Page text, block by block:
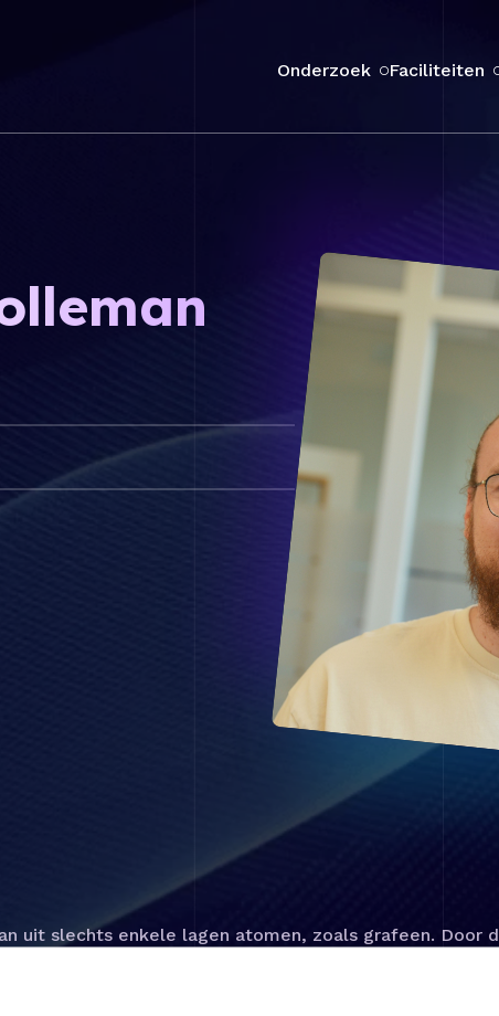
Onderzoek Faciliteiten
uit slechts enkele lagen atomen, zoals grafeen. Door
we nieuwe kwantummaterialen maken waarin
fabricagemethoden om deze structuren